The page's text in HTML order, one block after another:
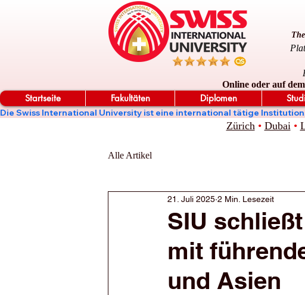
Online oder auf
Startseite Fakultäten Diplomen
Die Swiss International University ist eine international tätige
Zürich • Dubai •
Alle Artikel
SIU
mit
und Asien
21. Juli 2025 2 Min. Lesezeit